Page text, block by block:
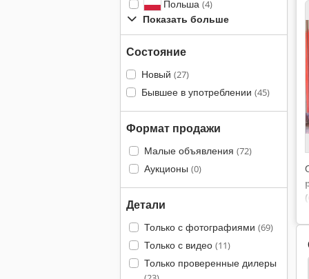
Польша (4)
Показать больше
Состояние
Новый (27)
Бывшее в употреблении (45)
Формат продажи
Малые объявления (72)
Аукционы (0)
Детали
Только с фотографиями (69)
Только с видео (11)
Только проверенные дилеры
Холл С Отопление Бассейн Отопление